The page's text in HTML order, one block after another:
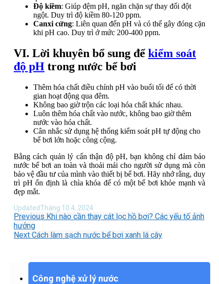
Độ kiềm: Giúp đệm pH, ngăn chặn sự thay đổi đột
ngột. Duy trì độ kiềm 80-120 ppm.
Canxi cứng: Liên quan đến pH và có thể gây đóng cặn
khi pH cao. Duy trì ở mức 200-400 ppm.
VI. Lời khuyên bổ sung để kiểm soát
độ pH trong nước bể bơi
Thêm hóa chất điều chỉnh pH vào buổi tối để có thời
gian hoạt động qua đêm.
Không bao giờ trộn các loại hóa chất khác nhau.
Luôn thêm hóa chất vào nước, không bao giờ thêm
nước vào hóa chất.
Cân nhắc sử dụng hệ thống kiểm soát pH tự động cho
bể bơi lớn hoặc công cộng.
Bằng cách quản lý cẩn thận độ pH, bạn không chỉ đảm bảo
nước bể bơi an toàn và thoải mái cho người sử dụng mà còn
bảo vệ đầu tư của mình vào thiết bị bể bơi. Hãy nhớ rằng, duy
trì pH ổn định là chìa khóa để có một bể bơi khỏe mạnh và
đẹp mắt.
UpdatedTháng 10 4, 2024
Previous Khi nào cần thay cát lọc hồ bơi? Các yếu tố ảnh
hưởng
Next Cách làm sạch nước bể bơi xanh lá cây
Công nghệ xử lý nước